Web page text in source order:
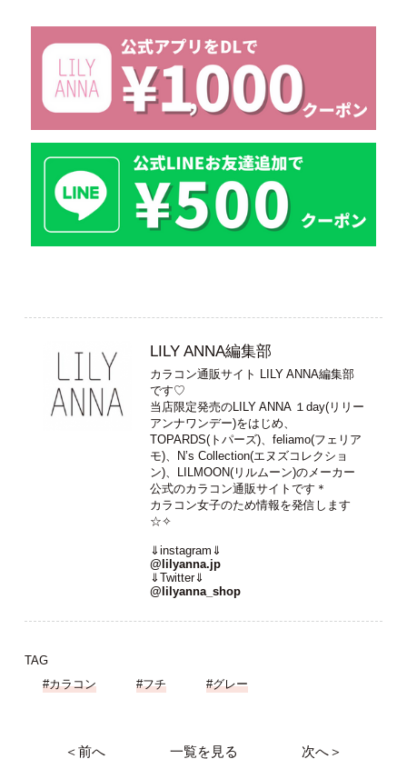
LILY ANNA編集部
カラコン通販サイト LILY ANNA編集部
です♡
当店限定発売のLILY ANNA １day(リリー
アンナワンデー)をはじめ、
TOPARDS(トパーズ)、feliamo(フェリア
モ)、N’s Collection(エヌズコレクショ
ン)、LILMOON(リルムーン)のメーカー
公式のカラコン通販サイトです＊
カラコン女子のため情報を発信します
☆✧
⇓instagram⇓
@lilyanna.jp
⇓Twitter⇓
@lilyanna_shop
TAG
#カラコン
#フチ #グレー
＜前へ 一覧を見る 次へ＞